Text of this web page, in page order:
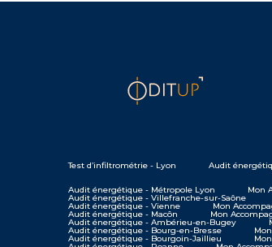
Test d’infiltrométrie - Lyon Audit
Audit énergétique - Métropole Lyon Mon
Audit énergétique - Villefranche-sur-Saône
Audit énergétique - Vienne Mon
Audit énergétique - Macôn Mon
Audit énergétique - Ambérieu-en-Bugey
Audit énergétique - Bourg-en-Bresse
Audit énergétique - Bourgoin-Jaillieu